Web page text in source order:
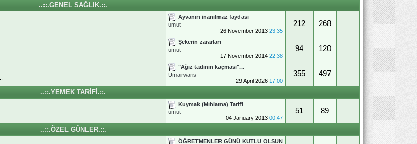
..::.GENEL SAĞLIK.::.
Ayvanın inanılmaz faydası
umut
26 November 2013 23:35
212 268
Şekerin zararları
umut
17 November 2014 22:38
94 120
"Ağız tadının kaçması"...
Umairwaris
29 April 2026 17:00
355 497
..::.YEMEK TARİFİ.::.
Kuymak (Mıhlama) Tarifi
umut
04 January 2013 00:47
51 89
..::.ÖZEL GÜNLER.::.
ÖĞRETMENLER GÜNÜ KUTLU OLSUN